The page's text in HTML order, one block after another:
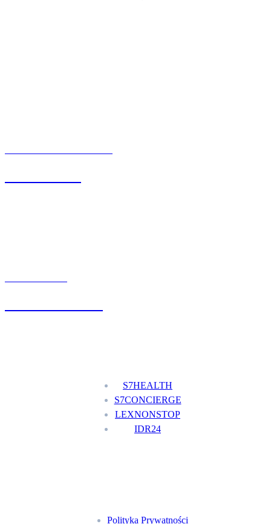
S7HEALTH
S7CONCIERGE
LEXNONSTOP
IDR24
Polityka Prywatności